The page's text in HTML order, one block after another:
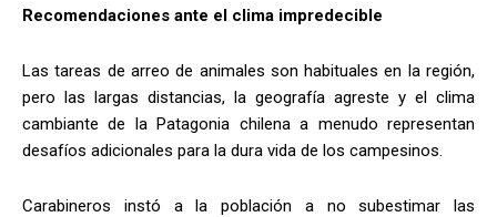
Recomendaciones ante el clima impredecible
Las tareas de arreo de animales son habituales en la región,
pero las largas distancias, la geografía agreste y el clima
cambiante de la Patagonia chilena a menudo representan
desafíos adicionales para la dura vida de los campesinos.
Carabineros instó a la población a no subestimar las